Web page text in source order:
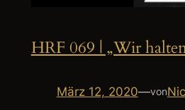
HRF 069 | „Wir
März 12, 2020—von